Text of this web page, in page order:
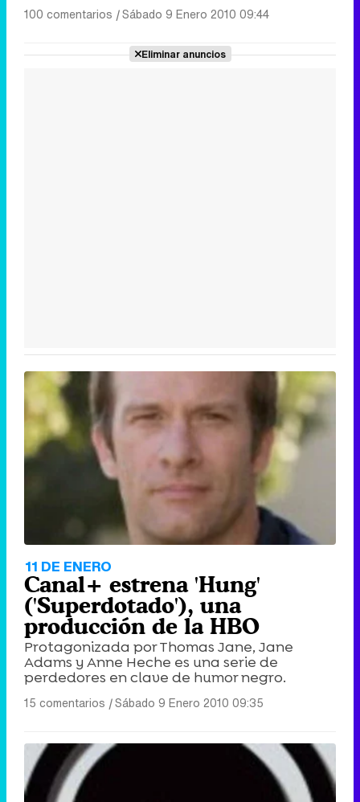
100 comentarios |Sábado 9 Enero 2010 09:44
Eliminar anuncios
11 DE ENERO
Canal+ estrena 'Hung'
('Superdotado'), una
producción de la HBO
Protagonizada por Thomas Jane, Jane
Adams y Anne Heche es una serie de
perdedores en clave de humor negro.
15 comentarios |Sábado 9 Enero 2010 09:35